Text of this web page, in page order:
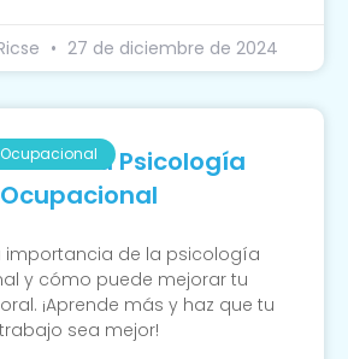
27 de diciembre de 2024
De La Psicología
Ocupacional
importancia de la psicología
y cómo puede mejorar tu
¡Aprende más y haz que tu
trabajo sea mejor!